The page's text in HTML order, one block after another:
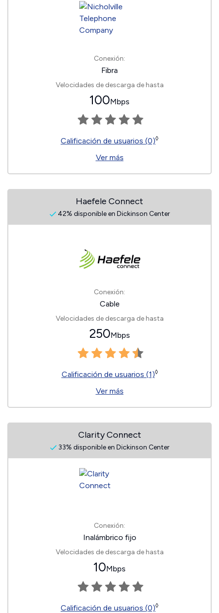
Conexión:
Fibra
Velocidades de descarga de hasta
100Mbps
Calificación de usuarios (0)◊
Ver más
Haefele Connect
42% disponible en Dickinson Center
Conexión:
Cable
Velocidades de descarga de hasta
250Mbps
Calificación de usuarios (1)◊
Ver más
Clarity Connect
33% disponible en Dickinson Center
Conexión:
Inalámbrico fijo
Velocidades de descarga de hasta
10Mbps
Calificación de usuarios (0)◊